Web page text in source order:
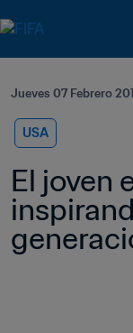
Jueves 07 Febrero
USA
El joven